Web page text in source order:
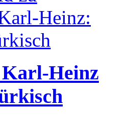
Karl-Heinz